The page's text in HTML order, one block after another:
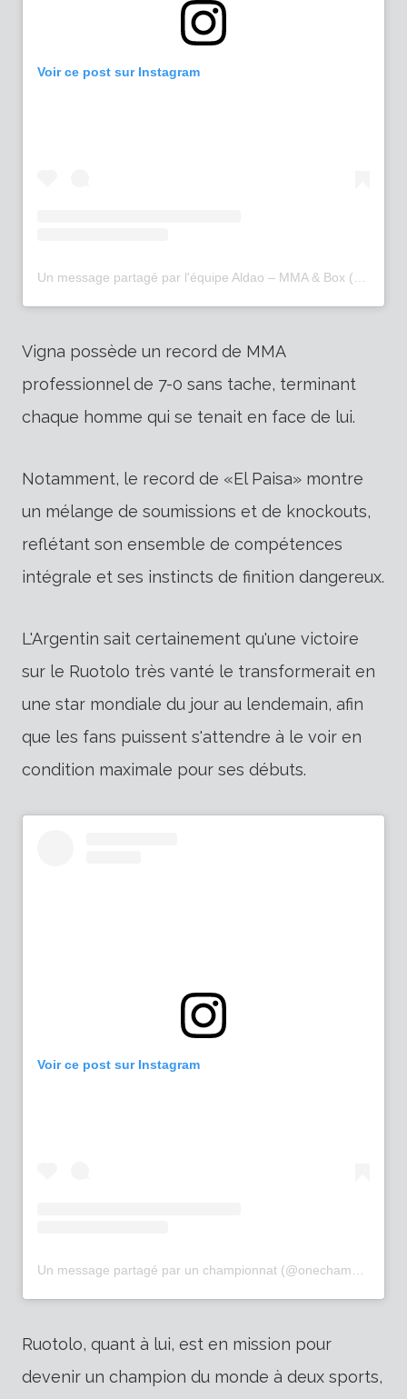
Voir ce post sur Instagram
Vigna possède un record de MMA
professionnel de 7-0 sans tache, terminant
chaque homme qui se tenait en face de lui.
Notamment, le record de «El Paisa» montre
un mélange de soumissions et de knockouts,
reflétant son ensemble de compétences
intégrale et ses instincts de finition dangereux.
L'Argentin sait certainement qu'une victoire
sur le Ruotolo très vanté le transformerait en
une star mondiale du jour au lendemain, afin
que les fans puissent s'attendre à le voir en
condition maximale pour ses débuts.
Voir ce post sur Instagram
Un message partagé par un championnat (@onechampionship)
Ruotolo, quant à lui, est en mission pour
devenir un champion du monde à deux sports,